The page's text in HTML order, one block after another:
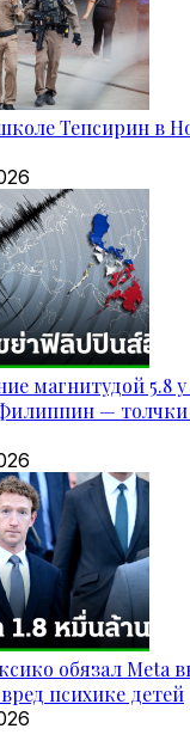
Тепсирин в
магнитудой 5.8
—
обязал Meta
психике детей